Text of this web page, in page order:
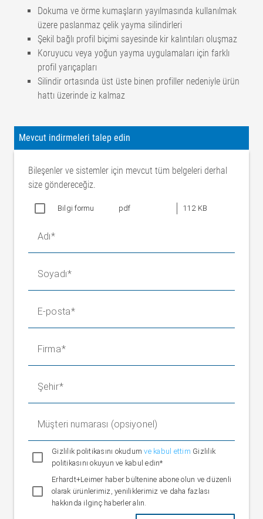
Dokuma ve örme kumaşların yayılmasında kullanılmak
üzere paslanmaz çelik yayma silindirleri
Şekil bağlı profil biçimi sayesinde kir kalıntıları oluşmaz
Koruyucu veya yoğun yayma uygulamaları için farklı
profil yarıçapları
Silindir ortasında üst üste binen profiller nedeniyle ürün
hattı üzerinde iz kalmaz
Mevcut indirmeleri talep edin
Bileşenler ve sistemler için mevcut tüm belgeleri derhal
size göndereceğiz.
Bilgi formu pdf 112 KB
Adı
Soyadı
E-posta
Firma
Şehir
Müşteri numarası (opsiyonel)
Gizlilik politikasını okudumve kabul ettim Gizlilik
politikasını okuyun ve kabul edin*
Erhardt+Leimer haber bültenine abone olun ve düzenli
olarak ürünlerimiz, yeniliklerimiz ve daha fazlası
hakkında ilginç haberler alın.